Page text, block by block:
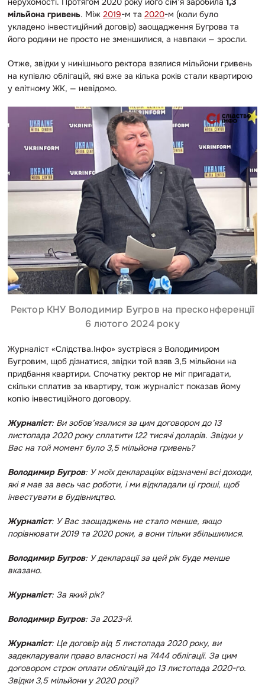
мільйона гривень. Між 2019-м та 2020-м (коли було
укладено інвестиційний договір) заощадження Бугрова та
його родини не просто не зменшилися, а навпаки — зросли.
Отже, звідки у нинішнього ректора взялися мільйони гривень
на купівлю облігацій, які вже за кілька років стали квартирою
у елітному ЖК, — невідомо.
Ректор КНУ Володимир Бугров на пресконференції
6 лютого 2024 року
Журналіст «Слідства.Інфо» зустрівся з Володимиром
Бугровим, щоб дізнатися, звідки той взяв 3,5 мільйони на
придбання квартири. Спочатку ректор не міг пригадати,
скільки сплатив за квартиру, тож журналіст показав йому
копію інвестиційного договору.
Журналіст: Ви зобов’язалися за цим договором до 13
листопада 2020 року сплатити 122 тисячі доларів. Звідки у
Вас на той момент було 3,5 мільйона гривень?
Володимир Бугров: У моїх деклараціях відзначені всі доходи,
які я мав за весь час роботи, і ми відкладали ці гроші, щоб
інвестувати в будівництво.
Журналіст: У Вас заощаджень не стало менше, якщо
порівнювати 2019 та 2020 роки, а вони тільки збільшилися.
Володимир Бугров: У декларації за цей рік буде менше
вказано.
Журналіст: За який рік?
Володимир Бугров: За 2023-й.
Журналіст: Це договір від 5 листопада 2020 року, ви
задекларували право власності на 7444 облігації. За цим
договором строк оплати облігацій до 13 листопада 2020-го.
Звідки 3,5 мільйони у 2020 році?